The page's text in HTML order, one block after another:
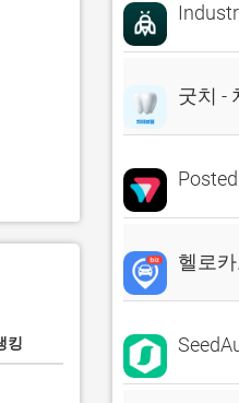
킹
굿치 -
헬로